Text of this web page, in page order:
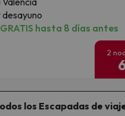
hasta 8 días antes
2
los Escapadas de